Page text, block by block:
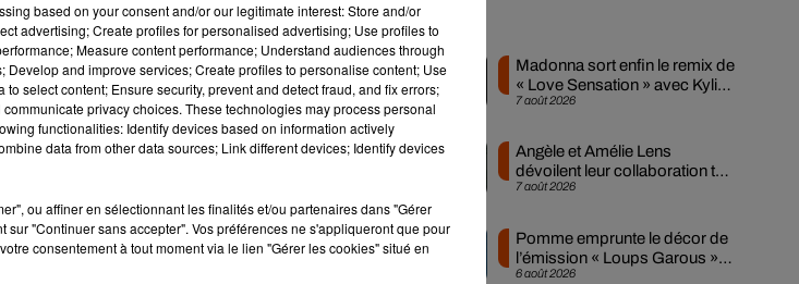
concert.
concert en France. L’artiste
qui marquera aussi les 40 ans de son
de mes endroits préférés au monde »
Préparez-vous Paris, j’arrive ! »
Musique
7 août 2026
Madonna sort enfin le remix de
« Love Sensation » avec Kylie
Minogue
7 août 2026
Angèle et Amélie Lens
dévoilent leur collaboration tant
attendue
6 août 2026
Pomme emprunte le décor de
l’émission « Loups Garous »
pour son...
based on your consent and/or our legitimate interest: Store and/or
advertising; Create profiles for personalised advertising; Use profiles to
Measure content performance; Understand audiences through
Develop and improve services; Create profiles to personalise content; Use
select content; Ensure security, prevent and detect fraud, and fix errors;
privacy choices. These technologies may process personal
functionalities: Identify devices based on information actively
data from other data sources; Link different devices; Identify devices
ou affiner en sélectionnant les finalités et/ou partenaires dans "Gérer
"Continuer sans accepter". Vos préférences ne s'appliqueront que pour
consentement à tout moment via le lien "Gérer les cookies" situé en